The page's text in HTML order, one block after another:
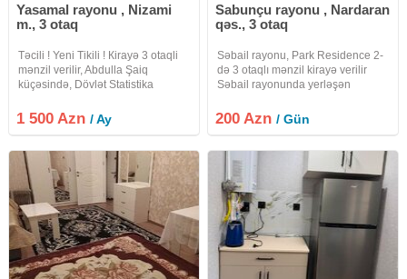
Yasamal rayonu , Nizami
m., 3 otaq
Təcili ! Yeni Tikili ! Кirayə 3 otaqli
mənzil verilir, Abdulla Şaiq
küçəsində, Dövlət Statistika
Nizami " metrosu yaxınlığında.
Mərtəbə: 23/18. Ümumi sahəsi:
1 500 Azn/ Ay
Sabunçu rayonu , Nardaran
qəs., 3 otaq
Səbail rayonu, Park Residence 2-
də 3 otaqlı mənzil kirayə verilir
Səbail rayonunda yerləşən
kompleksində tam təmirli, zövqlə
dizayn edilmiş və tam əşyalı 3
200 Azn/ Gün